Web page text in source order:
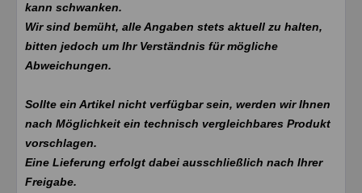
kann schwanken.
Wir sind bemüht, alle Angaben stets aktuell zu halten,
bitten jedoch um Ihr Verständnis für mögliche
Abweichungen.
Sollte ein Artikel nicht verfügbar sein, werden wir Ihnen
nach Möglichkeit ein technisch vergleichbares Produkt
vorschlagen.
Eine Lieferung erfolgt dabei ausschließlich nach Ihrer
Freigabe.